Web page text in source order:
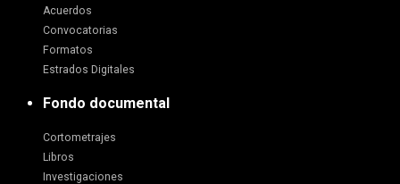
Acuerdos
Convocatorias
Formatos
Estrados Digitales
Fondo documental
Cortometrajes
Libros
Investigaciones